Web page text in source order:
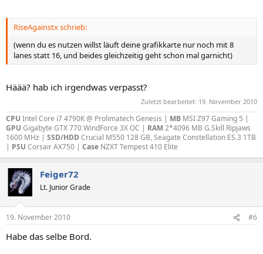
RiseAgainstx schrieb:
(wenn du es nutzen willst läuft deine grafikkarte nur noch mit 8
lanes statt 16, und beides gleichzeitig geht schon mal garnicht)
Häää? hab ich irgendwas verpasst?
Zuletzt bearbeitet: 19. November 2010
CPU Intel Core i7 4790K @ Prolimatech Genesis | MB MSI Z97 Gaming 5 |
GPU Gigabyte GTX 770 WindForce 3X OC | RAM2*4096 MB G.Skill Ripjaws
1600 MHz | SSD/HDD Crucial M550 128 GB, Seagate Constellation ES.3 1TB
| PSU Corsair AX750 | Case NZXT Tempest 410 Elite
Feiger72
Lt. Junior Grade
19. November 2010 #6
Habe das selbe Bord.